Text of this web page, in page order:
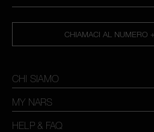
CHIAMACI AL NUMERO
CHI SIAMO
MY NARS
HELP & FAQ